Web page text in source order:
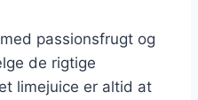
passionsfrugt og
de rigtige
limejuice er altid at